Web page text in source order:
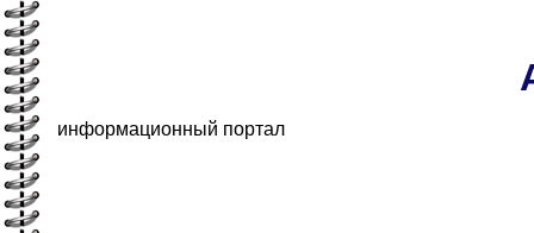
информационный портал